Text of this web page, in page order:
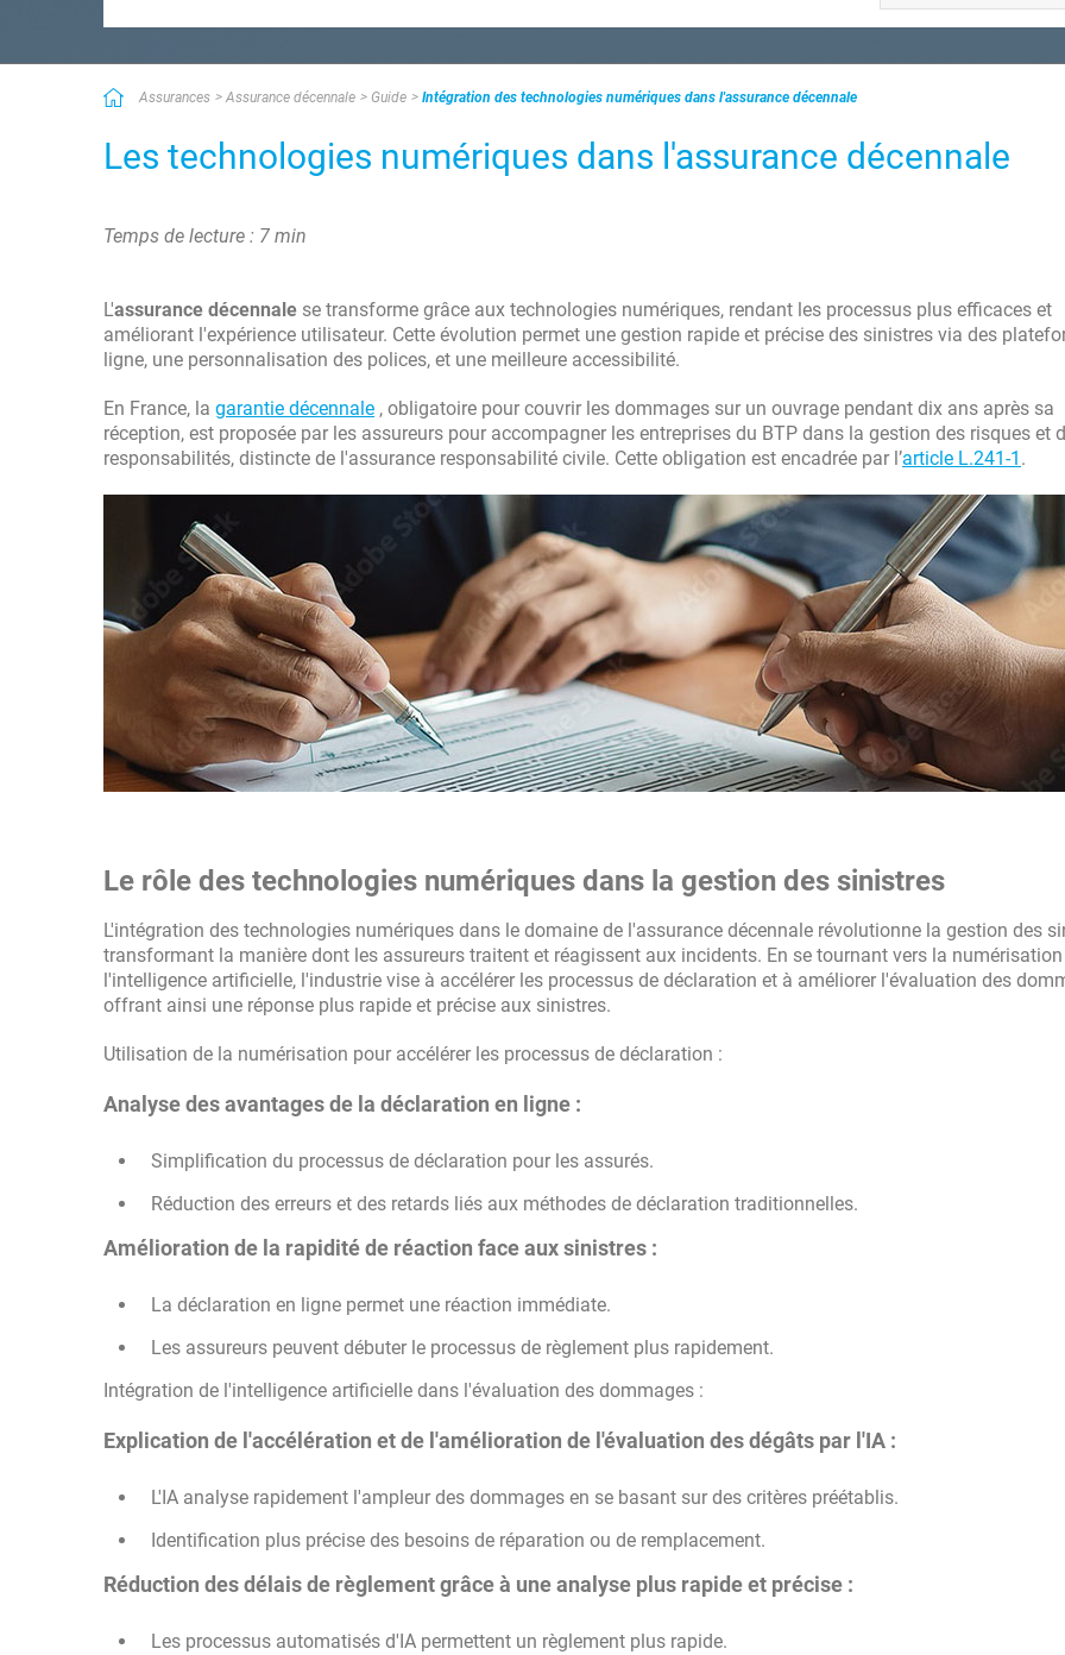
Assurances Assurance décennale Guide Intégration des technologies numériques dans l'assurance décennale
Les technologies numériques dans l'assurance décennale
Temps de lecture : 7 min
L'assurance décennale se transforme grâce aux technologies numériques, rendant les processus plus efficaces et
améliorant l'expérience utilisateur. Cette évolution permet une gestion rapide et précise des sinistres via des
ligne, une personnalisation des polices, et une meilleure accessibilité.
En France, la garantie décennale , obligatoire pour couvrir les dommages sur un ouvrage pendant dix ans après sa
réception, est proposée par les assureurs pour accompagner les entreprises du BTP dans la gestion des risques et
responsabilités, distincte de l'assurance responsabilité civile. Cette obligation est encadrée par l’article L.241-1 .
Le rôle des technologies numériques dans la gestion des sinistres
L'intégration des technologies numériques dans le domaine de l'assurance décennale révolutionne la gestion des
transformant la manière dont les assureurs traitent et réagissent aux incidents. En se tournant vers la
l'intelligence artificielle, l'industrie vise à accélérer les processus de déclaration et à améliorer l'évaluation des
offrant ainsi une réponse plus rapide et précise aux sinistres.
Utilisation de la numérisation pour accélérer les processus de déclaration :
Analyse des avantages de la déclaration en ligne :
Simplification du processus de déclaration pour les assurés.
Réduction des erreurs et des retards liés aux méthodes de déclaration traditionnelles.
Amélioration de la rapidité de réaction face aux sinistres :
La déclaration en ligne permet une réaction immédiate.
Les assureurs peuvent débuter le processus de règlement plus rapidement.
Intégration de l'intelligence artificielle dans l'évaluation des dommages :
Explication de l'accélération et de l'amélioration de l'évaluation des dégâts par l'IA :
L'IA analyse rapidement l'ampleur des dommages en se basant sur des critères préétablis.
Identification plus précise des besoins de réparation ou de remplacement.
Réduction des délais de règlement grâce à une analyse plus rapide et précise :
Les processus automatisés d'IA permettent un règlement plus rapide.